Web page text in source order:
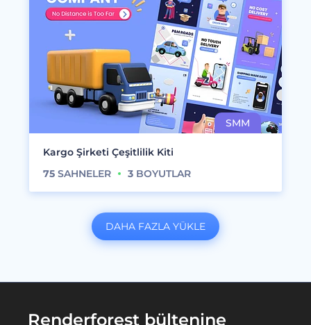
Kargo Şirketi Çeşitlilik Kiti
75 SAHNELER 3 BOYUTLAR
DAHA FAZLA YÜKLE
Renderforest bültenine